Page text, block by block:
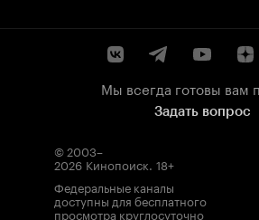
Мы всегда готовы вам
Задать вопрос
© 2003–
2026 Кинопоиск. 18+
Федеральные каналы
доступны для бесплатного
просмотра круглосуточно